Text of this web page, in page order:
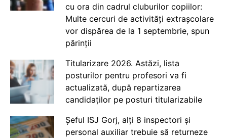
cu ora din cadrul cluburilor copiilor:
Multe cercuri de activități extrașcolare
vor dispărea de la 1 septembrie, spun
părinții
Titularizare 2026. Astăzi, lista
posturilor pentru profesori va fi
actualizată, după repartizarea
candidaților pe posturi titularizabile
Șeful ISJ Gorj, alți 8 inspectori și
personal auxiliar trebuie să returneze